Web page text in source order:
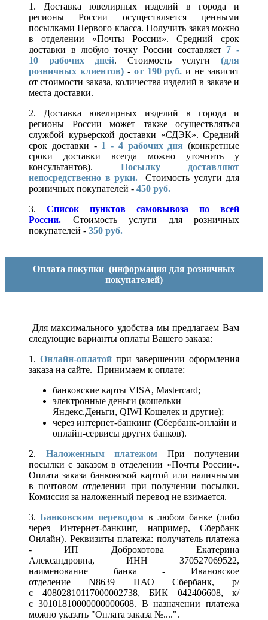
1. Доставка ювелирных изделий в города и
регионы России осуществляется ценными
посылками Первого класса. Получить заказ можно
в отделении «Почты России». Средний срок
доставки в любую точку России составляет 7 -
10 рабочих дней. Стоимость услуги(для
розничных клиентов)- от 190 руб. и не зависит
от стоимости заказа, количества изделий в заказе и
места доставки.
2. Доставка ювелирных изделий в города и
регионы России может также осуществляться
службой курьерской доставки «СДЭК». Средний
срок доставки - 1 - 4 рабочих дня (конкретные
сроки доставки всегда можно уточнить у
консультантов). Посылку доставляют
непосредственно в руки.
Стоимость услуги для
розничных покупателей - 450 руб.
3. Список пунктов самовывоза по всей
России.
Стоимость услуги для розничных
покупателей - 350 руб.
Оплата покупки (информация для розничных
покупателей)
Для максимального удобства мы предлагаем Вам
следующие варианты оплаты Вашего заказа:
1. Онлайн-оплатой при завершении оформления
заказа на сайте. Принимаем к оплате:
банковские карты VISA, Mastercard;
электронные деньги (кошельки
Яндекс.Деньги, QIWI Кошелек и другие);
через интернет-банкинг (Сбербанк-онлайн и
онлайн-сервисы других банков).
2. Наложенным платежом При получении
посылки с заказом в отделении «Почты России».
Оплата заказа банковской картой или наличными
в почтовом отделении при получении посылки.
Комиссия за наложенный перевод не взимается.
3.Банковским переводом в любом банке (либо
через Интернет-банкинг, например, Сбербанк
Онлайн). Реквизиты платежа: получатель платежа
- ИП Доброхотова Екатерина
Александровна, ИНН 370527069522,
наименование банка - Ивановское
отделение N8639 ПАО Сбербанк, р/
с 40802810117000002738, БИК 042406608, к/
с 30101810000000000608. В назначении платежа
можно указать "Оплата заказа №....".